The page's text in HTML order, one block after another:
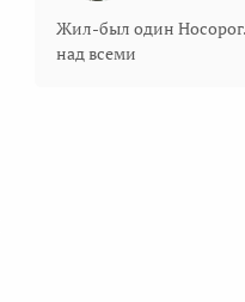
Жил-был один
над всеми